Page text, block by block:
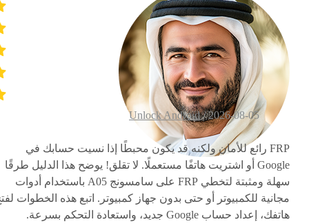
2026-08-05 /
Unlock Android
FRP رائع للأمان ولكنه قد يكون محبطًا إذا نسيت حسابك في
Google أو اشتريت هاتفًا مستعملًا. لا تقلق! يوضح هذا الدليل طرقًا
سهلة ومثبتة لتخطي FRP على سامسونج A05 باستخدام أدوات
مجانية للكمبيوتر أو حتى بدون جهاز كمبيوتر. اتبع هذه الخطوات
هاتفك، إعداد حساب Google جديد، واستعادة التحكم بسرعة.